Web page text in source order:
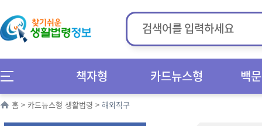
책자형 카드뉴스형 백
홈 > 카드뉴스형 생활법령 > 해외직구